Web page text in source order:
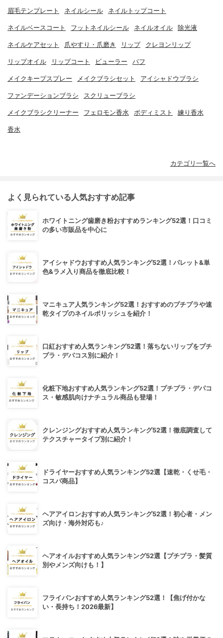
眉毛テンプレート ネイルシール ネイルトップコート
ネイルベースコート フットネイルシール ネイルオイル 除光液
ネイルケアセット 爪やすり・爪磨き リップ クレヨンリップ
リップオイル リップコート ビューラー パフ
メイクキープスプレー メイクブラシセット アイシャドウブラシ
ファンデーションブラシ スクリューブラシ
メイクブラシクリーナー フェロモン香水 ボディミスト 練り香水
香水
カテゴリ一覧へ
よく見られている人気おすすめ記事
ホワイトニング歯磨き粉おすすめランキング52選！口コミ
の多い市販品を中心に
アイシャドウおすすめ人気ランキング52選！パレット&単
色&ラメ入り商品を徹底比較！
マニキュア人気ランキング52選！おすすめのプチプラや速
乾タイプのネイルポリッシュを紹介！
口紅おすすめ人気ランキング52選！落ちないリップをプチ
プラ・デパコス別に紹介！
化粧下地おすすめ人気ランキング52選！プチプラ・デパコ
ス・敏感肌向けナチュラル商品も登場！
クレンジングおすすめ人気ランキング52選！徹底調査して
テクスチャータイプ別に紹介！
ドライヤーおすすめ人気ランキング52選【速乾・くせ毛・
コスパ商品】
ヘアアイロンおすすめ人気ランキング52選！初心者・メン
ズ向け・海外対応も♪
ヘアオイルおすすめ人気ランキング52選【プチプラ・髪質
別やメンズ向けも！】
フライパンおすすめ人気ランキング52選！【焦げ付かな
い・長持ち！2026最新】